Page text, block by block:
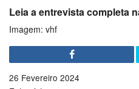
Leia a entrevista completa
Imagem: vhf
26 Fevereiro 2024